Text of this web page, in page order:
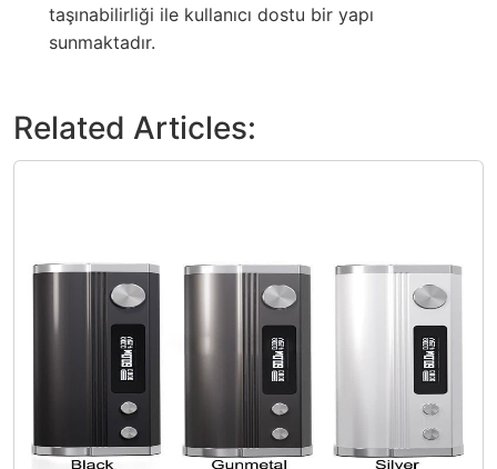
taşınabilirliği ile kullanıcı dostu bir yapı
sunmaktadır.
Related Articles: